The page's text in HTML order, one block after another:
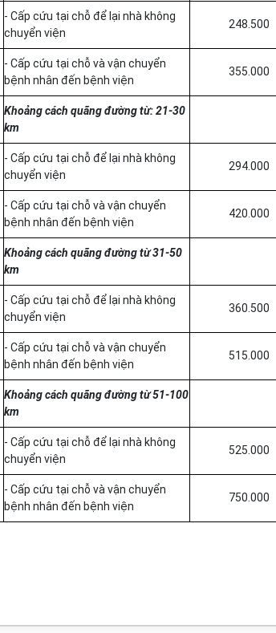
- Cấp cứu tại chỗ để lại nhà không
chuyển viện
248.500
- Cấp cứu tại chỗ và vận chuyển
bệnh nhân đến bệnh viện
355.000
Khoảng cách quãng đường từ: 21-30
km
- Cấp cứu tại chỗ để lại nhà không
chuyển viện
294.000
- Cấp cứu tại chỗ và vận chuyển
bệnh nhân đến bệnh viện
420.000
Khoảng cách quãng đường từ 31-50
km
- Cấp cứu tại chỗ để lại nhà không
chuyển viện
360.500
- Cấp cứu tại chỗ và vận chuyển
bệnh nhân đến bệnh viện
515.000
Khoảng cách quãng đường từ 51-100
km
- Cấp cứu tại chỗ để lại nhà không
chuyển viện
525.000
- Cấp cứu tại chỗ và vận chuyển
bệnh nhân đến bệnh viện
750.000